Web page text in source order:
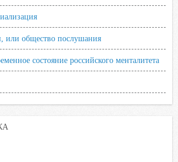
или общество послушания
состояние российского менталитета